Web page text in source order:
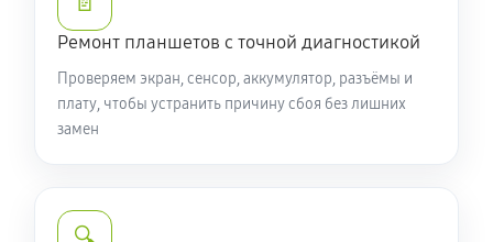
Ремонт планшетов с точной диагностикой
Проверяем экран, сенсор, аккумулятор, разъёмы и
плату, чтобы устранить причину сбоя без лишних
замен